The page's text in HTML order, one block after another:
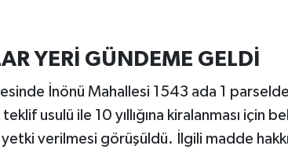
YERİ GÜNDEME GELDİ
İnönü Mahallesi 1543 ada 1
usulü ile 10 yıllığına kiralanması için
verilmesi görüşüldü. İlgili madde